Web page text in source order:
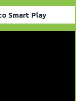
Smart Play